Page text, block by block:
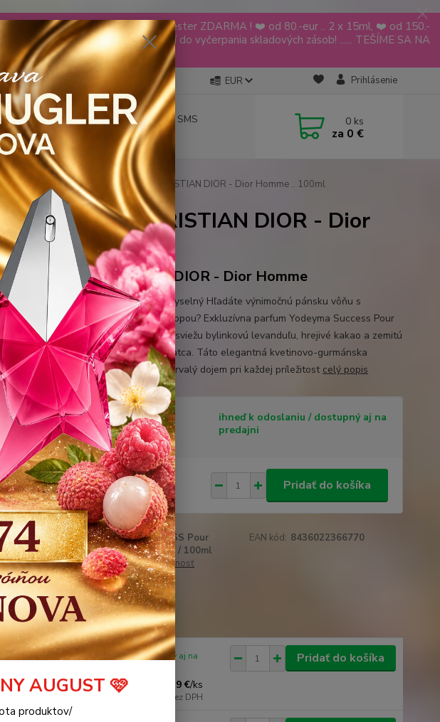
môžte vybrať .. 15ml YODEYMA tester ZDARMA ! ❤️ od 80.-eur .. 2 x 15ml, ❤️ od 150.-
DODACE ÚDAJE) ! Akcia platí do vyčerpania skladových zásob! ...... TEŠÍME SA NA
OSOBNE. 👋🤚👋 .. 🌹🌹🌹
EUR Prihlásenie
Objednávky aj cez SMS
0944 619 068
0 ks
za 0 €
Pour HOMME / Inšpirovaná CHRISTIAN DIOR - Dior Homme .. 100ml
Inšpirovaná CHRISTIAN DIOR - Dior
29,75 €
- 3 % CHRISTIAN DIOR - Dior Homme
Sofistikovaný a zmyselný Hľadáte výnimočnú pánsku vôňu s
nezameniteľnou stopou? Exkluzívna parfum Yodeyma Success Pour
Homme kombinuje sviežu bylinkovú levanduľu, hrejivé kakao a zemitú
hĺbku pačuli či kosatca. Táto elegantná kvetinovo-gurmánska
kompozícia zaručí trvalý dojem pri každej príležitost celý popis
Dostupnosť
ihneď k odoslaniu / dostupný aj na
predajni
29 €/ks
23,58 € bez DPH
Pridať do košíka
Číslo
produktu:
SUCCESS Pour
HOMME / 100ml
EAN kód: 8436022366770
Strážiť cenu / dostupnosť
Do obľúbených
9 €/ks
bez DPH
ihneď k odoslaniu / dostupný aj na
Pridať do košíka
AUGUST 🩷
produktov/